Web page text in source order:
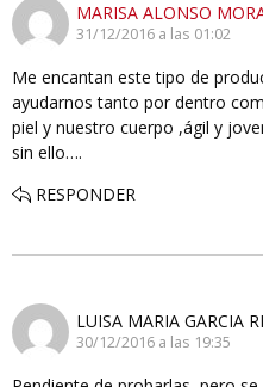
MARISA ALONSO
31/12/2016 a las 01:02
Me encantan este tipo de
ayudarnos tanto por dentro
piel y nuestro cuerpo ,ágil y
sin ello….
RESPONDER
LUISA MARIA GARCIA
30/12/2016 a las 19:35